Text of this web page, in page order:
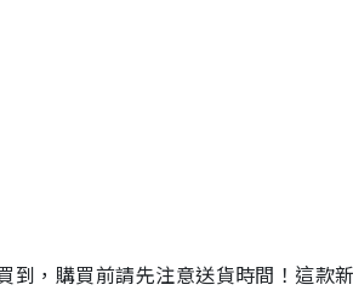
，購買前請先注意送貨時間！這款